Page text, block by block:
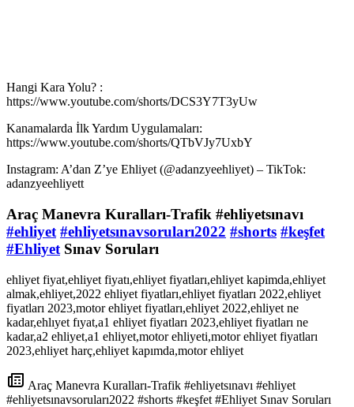
Hangi Kara Yolu? :
https://www.youtube.com/shorts/DCS3Y7T3yUw
Kanamalarda İlk Yardım Uygulamaları:
https://www.youtube.com/shorts/QTbVJy7UxbY
Instagram: A’dan Z’ye Ehliyet (@adanzyeehliyet) – TikTok:
adanzyeehliyett
Araç Manevra Kuralları-Trafik #ehliyetsınavı
#ehliyet #ehliyetsınavsoruları2022 #shorts #keşfet
#Ehliyet Sınav Soruları
ehliyet fiyat,ehliyet fiyatı,ehliyet fiyatları,ehliyet kapimda,ehliyet
almak,ehliyet,2022 ehliyet fiyatları,ehliyet fiyatları 2022,ehliyet
fiyatları 2023,motor ehliyet fiyatları,ehliyet 2022,ehliyet ne
kadar,ehlıyet fıyat,a1 ehliyet fiyatları 2023,ehliyet fiyatları ne
kadar,a2 ehliyet,a1 ehliyet,motor ehliyeti,motor ehliyet fiyatları
2023,ehliyet harç,ehliyet kapımda,motor ehliyet
Araç Manevra Kuralları-Trafik #ehliyetsınavı #ehliyet
#ehliyetsınavsoruları2022 #shorts #keşfet #Ehliyet Sınav Soruları